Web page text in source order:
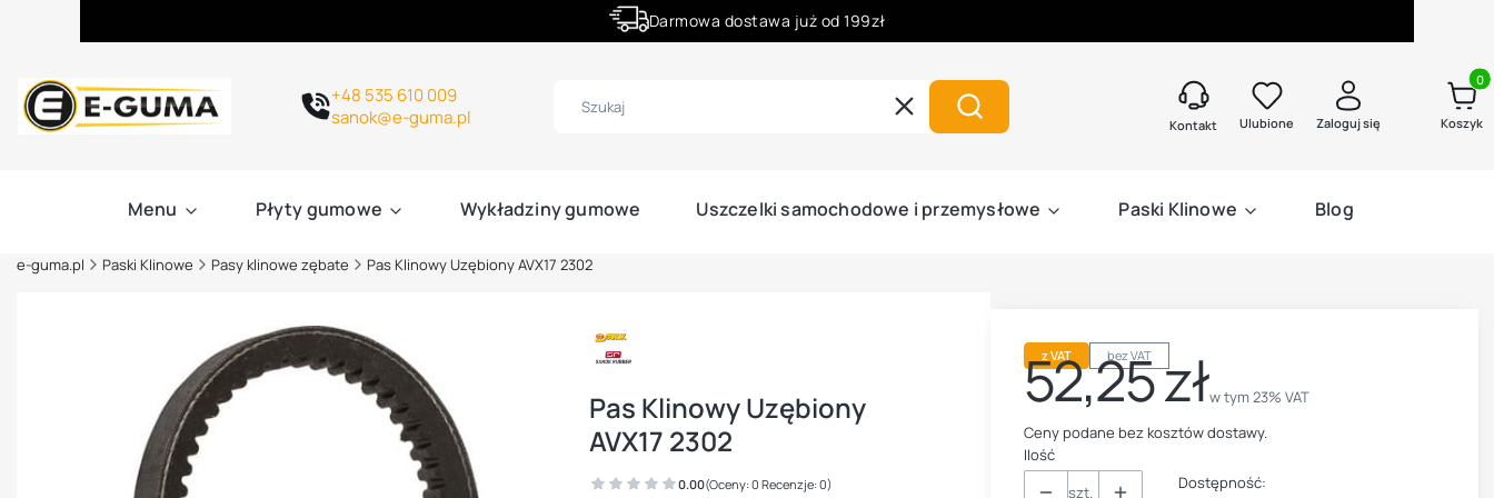
Darmowa dostawa już od 199zł
+48 535 610 009
sanok@e-guma.pl
Wyczyść Szukaj Kontakt Ulubione Zaloguj się Koszyk
Menu Płyty gumowe Wykładziny gumowe Uszczelki samochodowe i przemysłowe Paski Klinowe Blog
e-guma.pl Paski Klinowe Pasy klinowe zębate Pas Klinowy Uzębiony AVX17 2302
Pas Klinowy Uzębiony
AVX17 2302
0.00(Oceny: 0 Recenzje: 0)
z VAT bez VAT
Cena
52,25 złw tym 23% VAT
w tym23% VAT
Ceny podane bez kosztów dostawy.
Ilość
szt.
Dostępność: